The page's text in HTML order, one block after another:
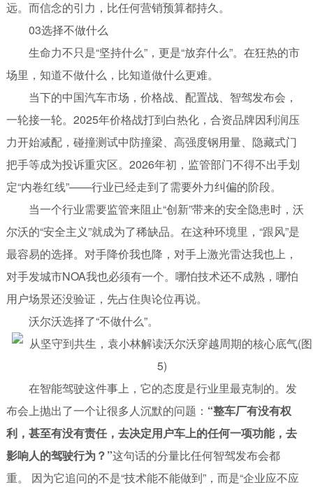
远。而信念的引力，比任何营销预算都持久。
03选择不做什么
生命力不只是“坚持什么”，更是“放弃什么”。在狂热的市
场里，知道不做什么，比知道做什么更难。
当下的中国汽车市场，价格战、配置战、智驾发布会，
一轮接一轮。2025年价格战打到白热化，合资品牌因利润压
力开始减配，碰撞测试中防撞梁、高强度钢用量、隐藏式门
把手等成为投诉重灾区。2026年初，监管部门不得不出手划
定“内卷红线”——行业已经走到了需要外力纠偏的阶段。
当一个行业需要监管来阻止“创新”带来的安全隐患时，沃
尔沃的“安全主义”就成为了稀缺品。在这种环境里，“跟风”是
最容易的选择。对手降价我也降，对手上激光雷达我也上，
对手发城市NOA我也必须有一个。哪怕技术还不成熟，哪怕
用户场景还没验证，先占住舆论位再说。
沃尔沃选择了“不做什么”。
在智能驾驶这件事上，它的态度是行业里最克制的。发
布会上抛出了一个让很多人沉默的问题： “整车厂有没有权
利，甚至有没有责任，去决定用户车上的任何一项功能，去
影响人的驾驶行为？”这句话的分量比任何智驾发布会都
重。 因为它追问的不是“技术能不能做到”，而是“企业应不应